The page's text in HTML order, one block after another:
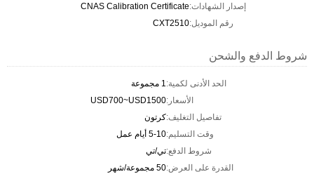
إصدار الشهادات:CNAS Calibration Certificate
رقم الموديل:CXT2510
شروط الدفع والشحن
الحد الأدنى لكمية:1 مجموعة
الأسعار:USD700~USD1500
تفاصيل التغليف:كرتون
وقت التسليم:5-10 أيام عمل
شروط الدفع:تي/تي
القدرة على العرض:50 مجموعة/شهر